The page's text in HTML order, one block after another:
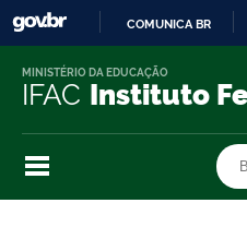
COMUNICA BR
IFAC Instituto
MINISTÉRIO DA EDUCAÇÃO